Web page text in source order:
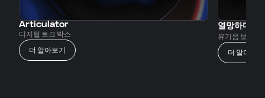
Articulator
디지털 토크 박스
더 알아보기
열망하다
유기음 보정 기
더 알아보기